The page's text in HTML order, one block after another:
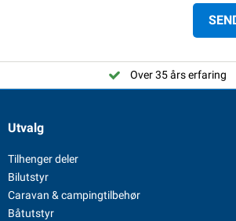
Over 35 års erfaring
Utvalg
Tilhenger deler
Bilutstyr
Caravan & campingtilbehør
Båtutstyr